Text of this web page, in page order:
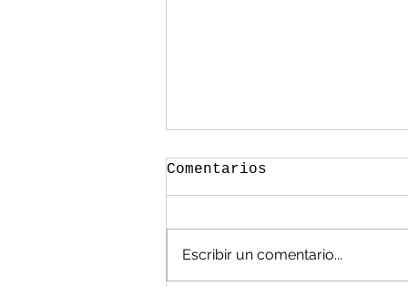
Comentarios
Escribir un comentario...